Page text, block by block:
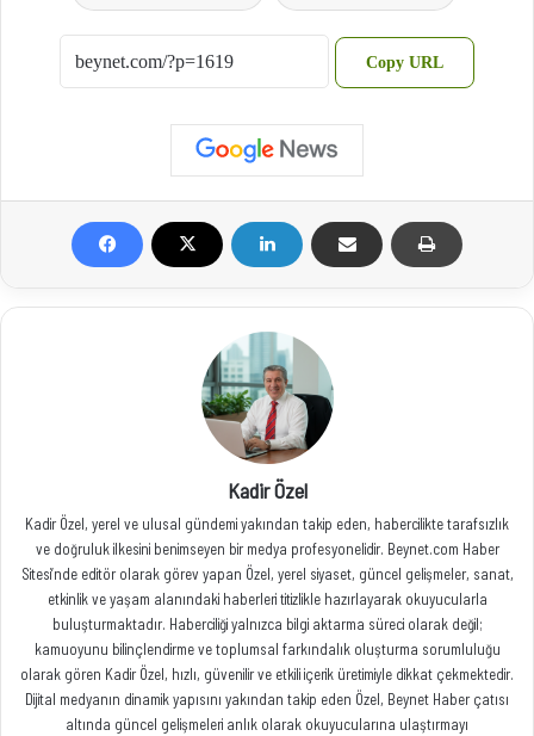
Copy URL
Kadir Özel
Kadir Özel, yerel ve ulusal gündemi yakından takip eden, habercilikte tarafsızlık
ve doğruluk ilkesini benimseyen bir medya profesyonelidir. Beynet.com Haber
Sitesi’nde editör olarak görev yapan Özel, yerel siyaset, güncel gelişmeler, sanat,
etkinlik ve yaşam alanındaki haberleri titizlikle hazırlayarak okuyucularla
buluşturmaktadır. Haberciliği yalnızca bilgi aktarma süreci olarak değil;
kamuoyunu bilinçlendirme ve toplumsal farkındalık oluşturma sorumluluğu
olarak gören Kadir Özel, hızlı, güvenilir ve etkili içerik üretimiyle dikkat çekmektedir.
Dijital medyanın dinamik yapısını yakından takip eden Özel, Beynet Haber çatısı
altında güncel gelişmeleri anlık olarak okuyucularına ulaştırmayı